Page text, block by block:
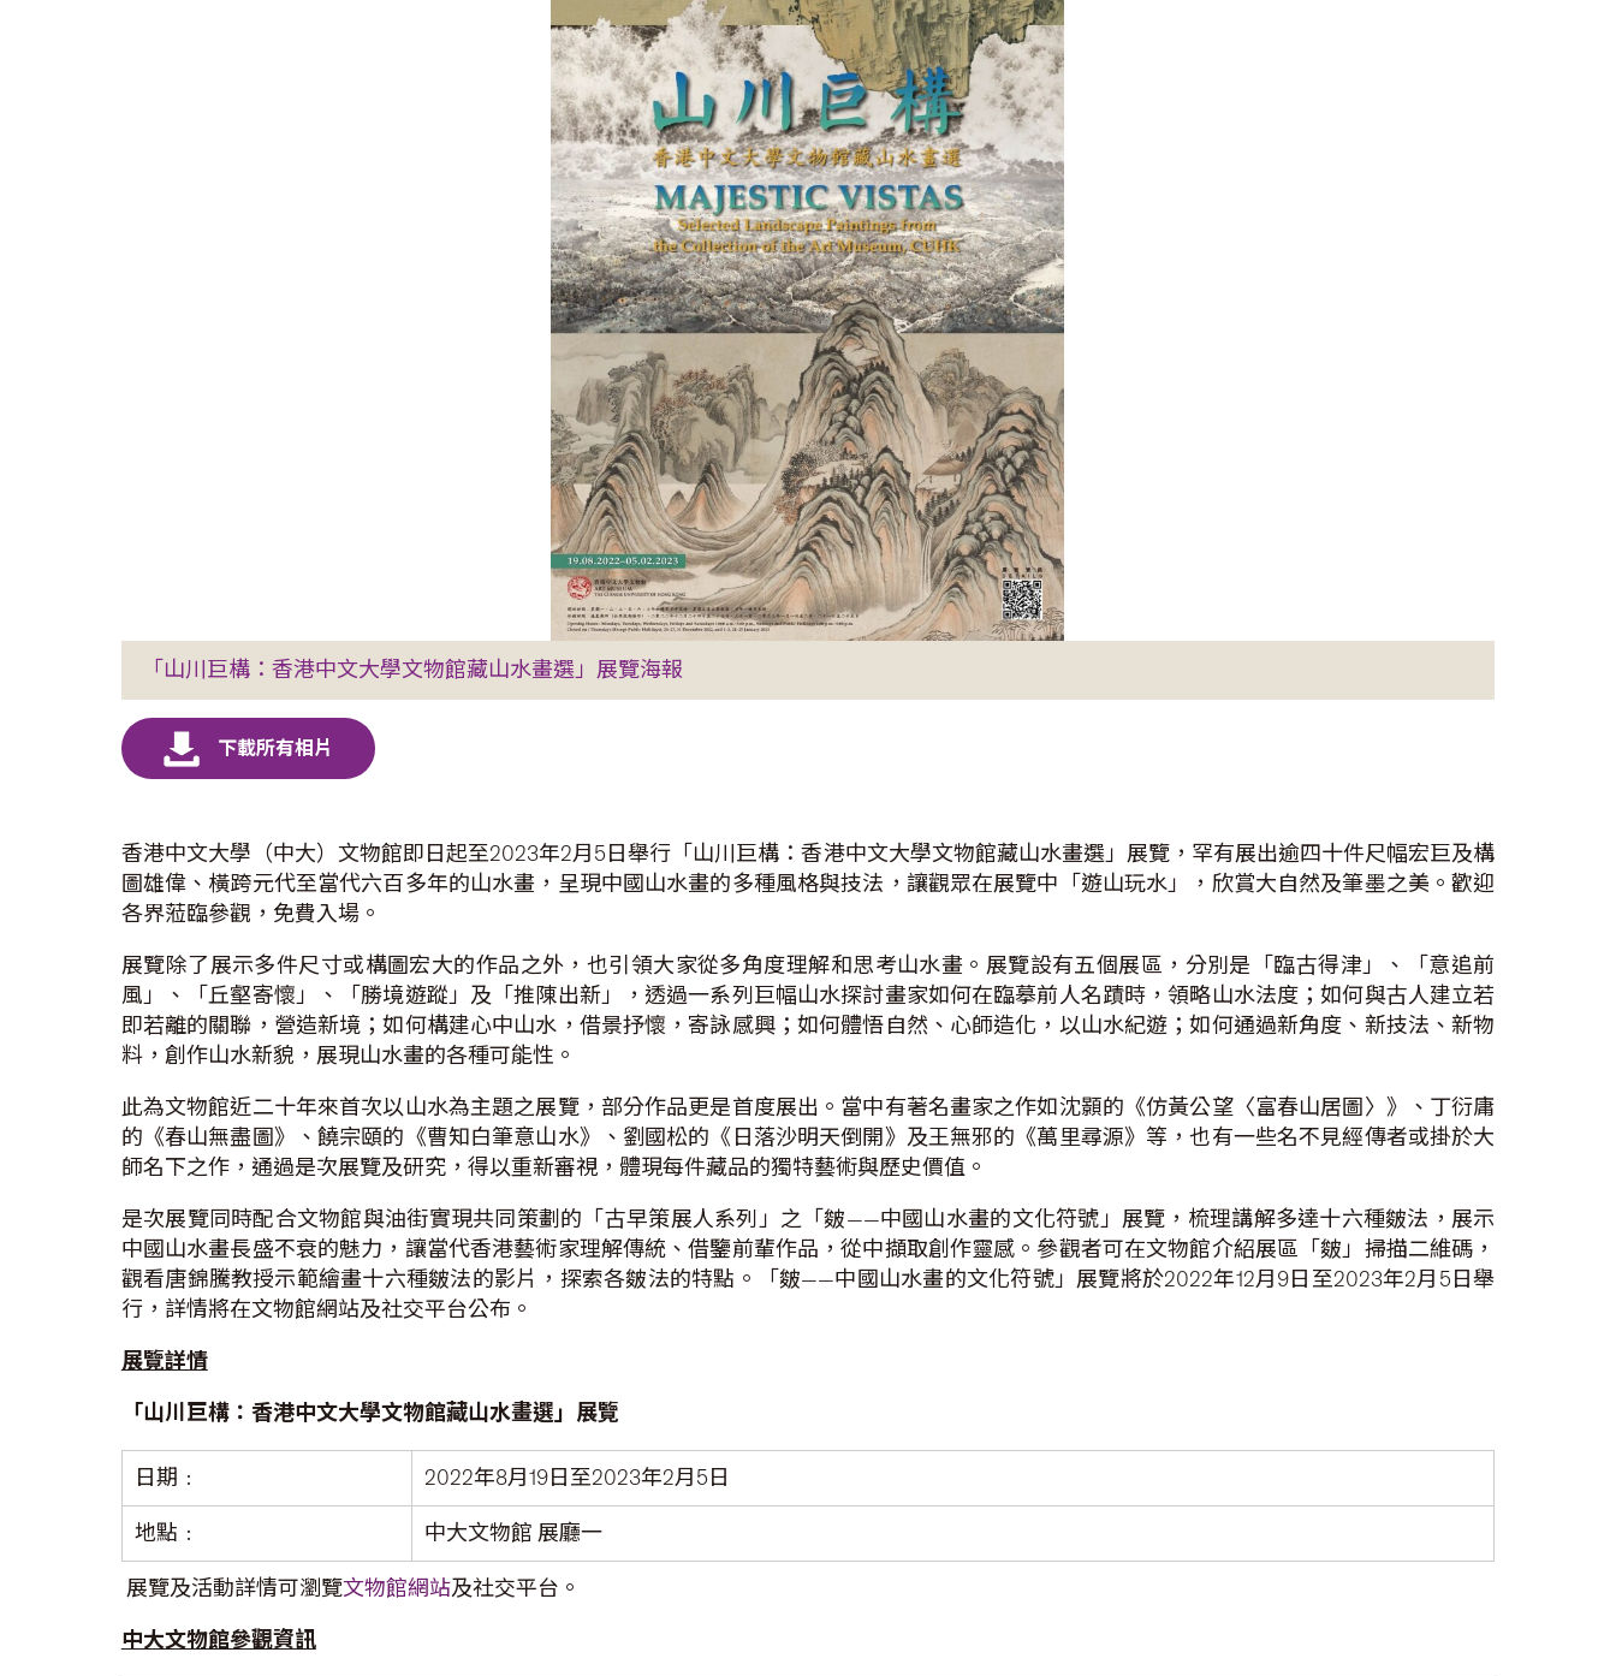
「山川巨構：香港中文大學文物館藏山水畫選」展覽海報
香港中文大學（中大）文物館即日起至2023年2月5日舉行「山川巨構：香港中文大學文物館藏山水畫選」展覽，罕有展出逾四十件尺幅宏巨及構
圖雄偉、橫跨元代至當代六百多年的山水畫，呈現中國山水畫的多種風格與技法，讓觀眾在展覽中「遊山玩水」，欣賞大自然及筆墨之美。歡迎
各界蒞臨參觀，免費入場。
展覽除了展示多件尺寸或構圖宏大的作品之外，也引領大家從多角度理解和思考山水畫。展覽設有五個展區，分別是「臨古得津」、「意追前
風」、「丘壑寄懷」、「勝境遊蹤」及「推陳出新」，透過一系列巨幅山水探討畫家如何在臨摹前人名蹟時，領略山水法度；如何與古人建立若
即若離的關聯，營造新境；如何構建心中山水，借景抒懷，寄詠感興；如何體悟自然、心師造化，以山水紀遊；如何通過新角度、新技法、新物
料，創作山水新貌，展現山水畫的各種可能性。
此為文物館近二十年來首次以山水為主題之展覽，部分作品更是首度展出。當中有著名畫家之作如沈顥的《仿黃公望〈富春山居圖〉》、丁衍庸
的《春山無盡圖》、饒宗頤的《曹知白筆意山水》、劉國松的《日落沙明天倒開》及王無邪的《萬里尋源》等，也有一些名不見經傳者或掛於大
師名下之作，通過是次展覽及研究，得以重新審視，體現每件藏品的獨特藝術與歷史價值。
是次展覽同時配合文物館與油街實現共同策劃的「古早策展人系列」之「皴——中國山水畫的文化符號」展覽，梳理講解多達十六種皴法，展示
中國山水畫長盛不衰的魅力，讓當代香港藝術家理解傳統、借鑒前輩作品，從中擷取創作靈感。參觀者可在文物館介紹展區「皴」掃描二維碼，
觀看唐錦騰教授示範繪畫十六種皴法的影片，探索各皴法的特點。「皴——中國山水畫的文化符號」展覽將於2022年12月9日至2023年2月5日舉
行，詳情將在文物館網站及社交平台公布。
展覽詳情
「山川巨構：香港中文大學文物館藏山水畫選」 展覽
日期﹕ 2022年8月19日至2023年2月5日
地點﹕ 中大文物館 展廳一
展覽及活動詳情可瀏覽文物館網站及社交平台。
中大文物館參觀資訊